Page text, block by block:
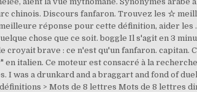
chinois. Discours fanfaron. Trouvez les ☆
réponse pour cette définition, aider les
chose que ce soit. boggle Il s'agit en 3
croyait brave : ce n'est qu'un fanfaron.
italien. Ce moteur est consacré à la
I was a drunkard and a braggart and fond of
> Mots de 8 lettres Mots de 8 lettres